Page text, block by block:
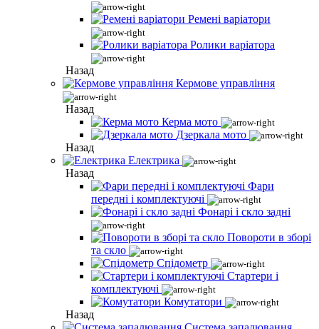
Ремені варіатори
Ролики варіатора
Назад
Кермове управління
Назад
Керма мото
Дзеркала мото
Назад
Електрика
Назад
Фари
передні і комплектуючі
Фонарі і скло задні
Повороти в зборі
та скло
Спідометр
Стартери і
комплектуючі
Комутатори
Назад